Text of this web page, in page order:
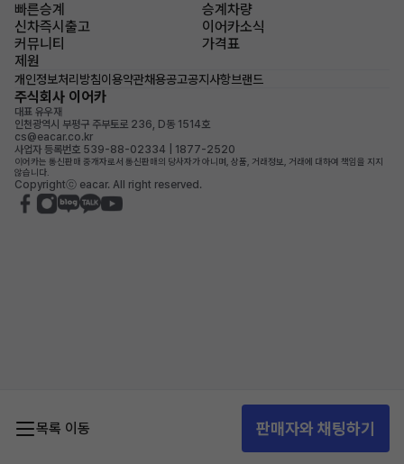
목록 이동 판매자와 채팅하기
빠른승계
승계차량
신차즉시출고
이어카소식
커뮤니티
가격표
제원
개인정보처리방침이용약관채용공고공지사항브랜드
주식회사 이어카
대표 유우재
인천광역시 부평구 주부토로 236, D동 1514호
cs@eacar.co.kr
사업자 등록번호 539-88-02334 | 1877-2520
이어카는 통신판매 중개자로서 통신판매의 당사자가 아니며, 상품, 거래정보, 거래에 대하여 책임을 지지
않습니다.
Copyrightⓒ eacar. All right reserved.